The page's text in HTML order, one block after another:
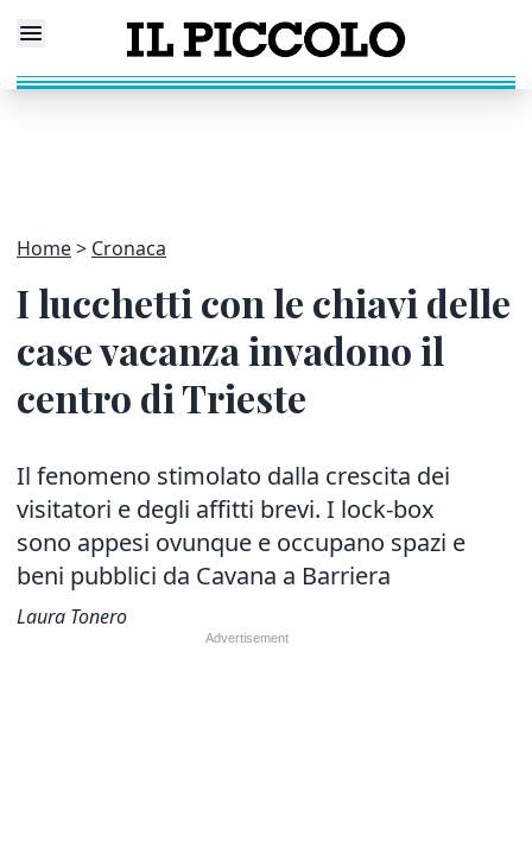
Home Cronaca
I lucchetti con le chiavi delle
case vacanza invadono il
centro di Trieste
Il fenomeno stimolato dalla crescita dei
visitatori e degli affitti brevi. I lock-box
sono appesi ovunque e occupano spazi e
beni pubblici da Cavana a Barriera
Laura Tonero